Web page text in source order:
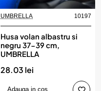
UMBRELLA 10197
Husa volan albastru si
negru 37-39 cm,
UMBRELLA
28.03 lei
Adauga in cos